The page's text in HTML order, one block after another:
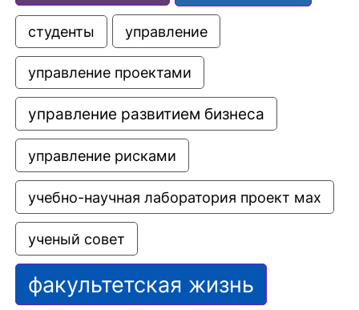
студенты управление
управление проектами
управление развитием бизнеса
управление рисками
учебно-научная лаборатория проект мах
ученый совет
факультетская жизнь